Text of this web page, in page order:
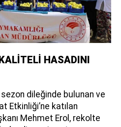
HASADINI
dileğinde bulunan ve
Etkinliği’ne katılan
Mehmet Erol, rekolte